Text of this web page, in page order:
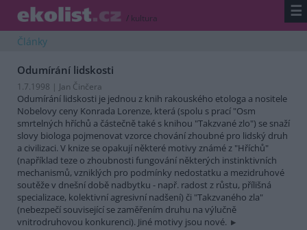
/ kultura ☰
Články
Odumírání lidskosti
1.7.1998 | Jan Činčera
Odumírání lidskosti je jednou z knih rakouského etologa a nositele
Nobelovy ceny Konrada Lorenze, která (spolu s prací "Osm
smrtelných hříchů a částečně také s knihou "Takzvané zlo") se snaží
slovy biologa pojmenovat vzorce chování zhoubné pro lidský druh
a civilizaci. V knize se opakují některé motivy známé z "Hříchů"
(například teze o zhoubnosti fungování některých instinktivních
mechanismů, vzniklých pro podmínky nedostatku a mezidruhové
soutěže v dnešní době nadbytku - např. radost z růstu, přílišná
specializace, kolektivní agresivní nadšení) či "Takzvaného zla"
(nebezpečí související se zaměřením druhu na výlučně
vnitrodruhovou konkurenci). Jiné motivy jsou nové.